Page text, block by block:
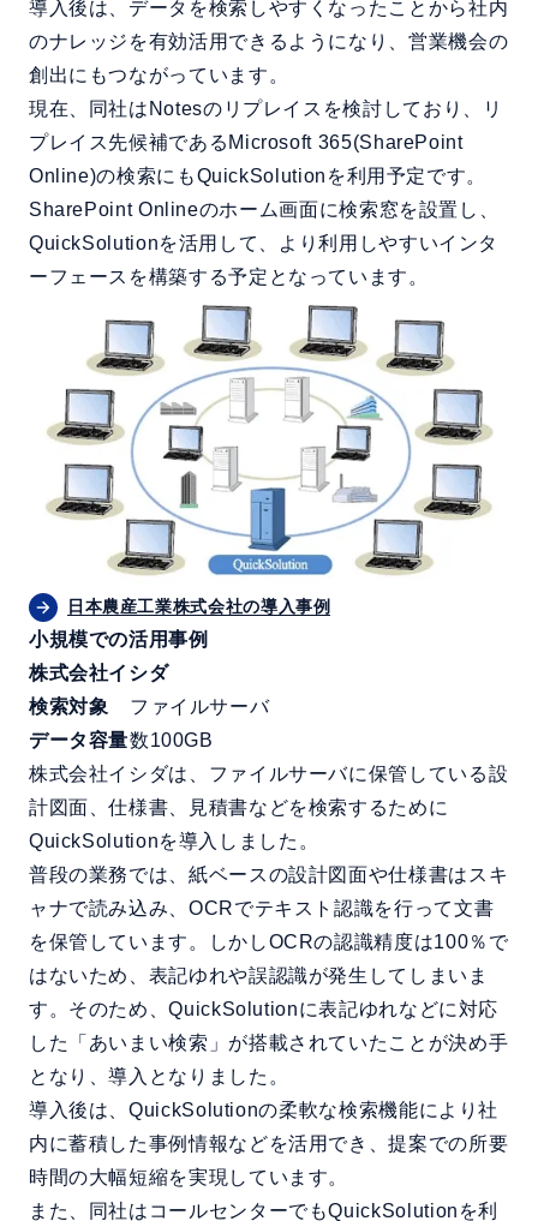
導入後は、データを検索しやすくなったことから社内
のナレッジを有効活用できるようになり、営業機会の
創出にもつながっています。
現在、同社はNotesのリプレイスを検討しており、リ
プレイス先候補であるMicrosoft 365(SharePoint
Online)の検索にもQuickSolutionを利用予定です。
SharePoint Onlineのホーム画面に検索窓を設置し、
QuickSolutionを活用して、より利用しやすいインタ
ーフェースを構築する予定となっています。
日本農産工業株式会社の導入事例
小規模での活用事例
株式会社イシダ
検索対象
ファイルサーバ
データ容量数100GB
株式会社イシダは、ファイルサーバに保管している設
計図面、仕様書、見積書などを検索するために
QuickSolutionを導入しました。
普段の業務では、紙ベースの設計図面や仕様書はスキ
ャナで読み込み、OCRでテキスト認識を行って文書
を保管しています。しかしOCRの認識精度は100％で
はないため、表記ゆれや誤認識が発生してしまいま
す。そのため、QuickSolutionに表記ゆれなどに対応
した「あいまい検索」が搭載されていたことが決め手
となり、導入となりました。
導入後は、QuickSolutionの柔軟な検索機能により社
内に蓄積した事例情報などを活用でき、提案での所要
時間の大幅短縮を実現しています。
また、同社はコールセンターでもQuickSolutionを利